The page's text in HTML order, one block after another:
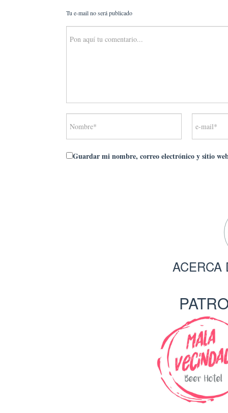
Tu e-mail no será publicado
Guardar mi nombre, correo electrónico y sitio
ACERCA